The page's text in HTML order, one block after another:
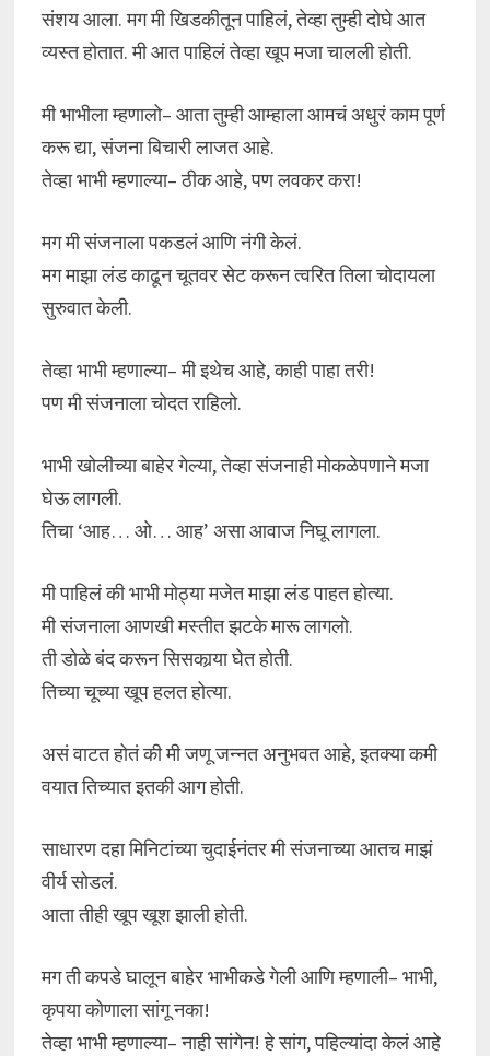
संशय आला. मग मी खिडकीतून पाहिलं, तेव्हा तुम्ही दोघे आत
व्यस्त होतात. मी आत पाहिलं तेव्हा खूप मजा चालली होती.
मी भाभीला म्हणालो– आता तुम्ही आम्हाला आमचं अधुरं काम पूर्ण
करू द्या, संजना बिचारी लाजत आहे.
तेव्हा भाभी म्हणाल्या– ठीक आहे, पण लवकर करा!
मग मी संजनाला पकडलं आणि नंगी केलं.
मग माझा लंड काढून चूतवर सेट करून त्वरित तिला चोदायला
सुरुवात केली.
तेव्हा भाभी म्हणाल्या– मी इथेच आहे, काही पाहा तरी!
पण मी संजनाला चोदत राहिलो.
भाभी खोलीच्या बाहेर गेल्या, तेव्हा संजनाही मोकळेपणाने मजा
घेऊ लागली.
तिचा ‘आह… ओ… आह’ असा आवाज निघू लागला.
मी पाहिलं की भाभी मोठ्या मजेत माझा लंड पाहत होत्या.
मी संजनाला आणखी मस्तीत झटके मारू लागलो.
ती डोळे बंद करून सिसकार्‍या घेत होती.
तिच्या चूच्या खूप हलत होत्या.
असं वाटत होतं की मी जणू जन्नत अनुभवत आहे, इतक्या कमी
वयात तिच्यात इतकी आग होती.
साधारण दहा मिनिटांच्या चुदाईनंतर मी संजनाच्या आतच माझं
वीर्य सोडलं.
आता तीही खूप खूश झाली होती.
मग ती कपडे घालून बाहेर भाभीकडे गेली आणि म्हणाली– भाभी,
कृपया कोणाला सांगू नका!
तेव्हा भाभी म्हणाल्या– नाही सांगेन! हे सांग, पहिल्यांदा केलं आहे